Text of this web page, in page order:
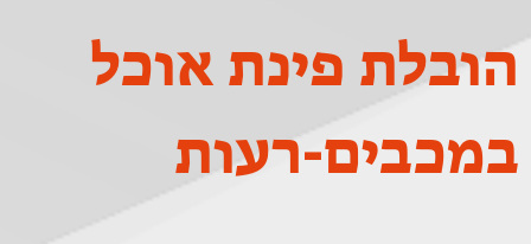
הובלת פינת אוכל
במכבים-רעות